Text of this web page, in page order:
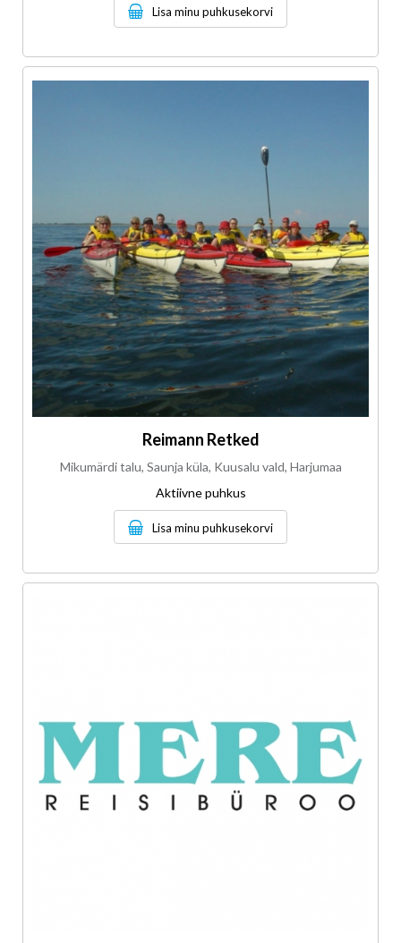
Lisa minu puhkusekorvi
Reimann Retked
Mikumärdi talu, Saunja küla, Kuusalu vald, Harjumaa
Aktiivne puhkus
Lisa minu puhkusekorvi